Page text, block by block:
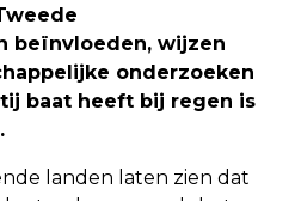
beïnvloeden, wijzen
onderzoeken
baat heeft bij regen is
landen laten zien dat